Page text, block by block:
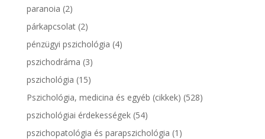
paranoia (2)
párkapcsolat(2)
pénzügyi pszichológia (4)
pszichodráma (3)
pszichológia (15)
Pszichológia, medicina és egyéb (cikkek) (528)
pszichológiai érdekességek(54)
pszichopatológia és parapszichológia (1)